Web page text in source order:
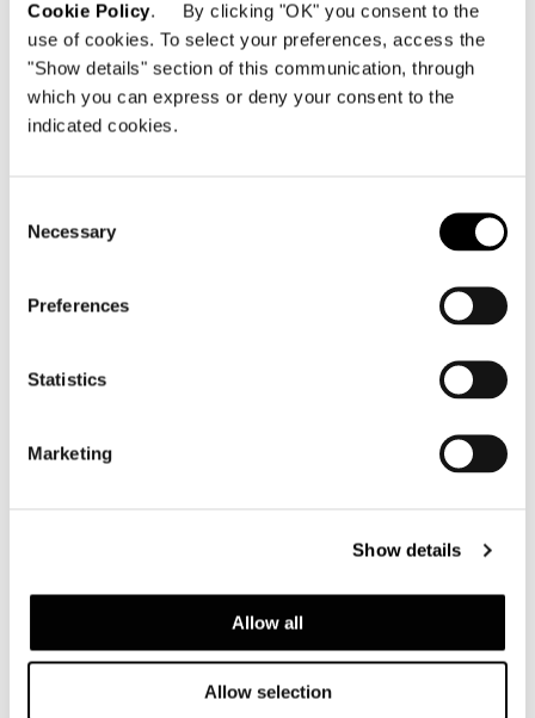
Cookie Policy. By clicking "OK" you consent to the
use of cookies. To select your preferences, access the
"Show details" section of this communication, through
which you can express or deny your consent to the
indicated cookies.
Selection
Necessary
Preferences
Statistics
Marketing
Show details
Allow all
Allow selection